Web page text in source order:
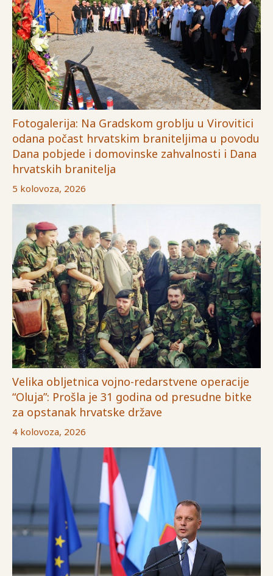
Fotogalerija: Na Gradskom groblju u Virovitici
odana počast hrvatskim braniteljima u povodu
Dana pobjede i domovinske zahvalnosti i Dana
hrvatskih branitelja
5 kolovoza, 2026
Velika obljetnica vojno-redarstvene operacije
“Oluja”: Prošla je 31 godina od presudne bitke
za opstanak hrvatske države
4 kolovoza, 2026